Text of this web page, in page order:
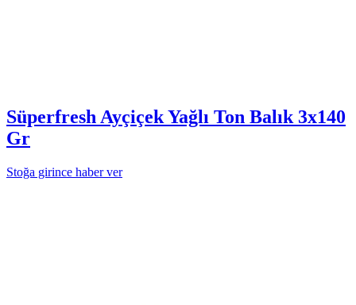
Süperfresh Ayçiçek Yağlı Ton Balık 3x140
Gr
Stoğa girince haber ver